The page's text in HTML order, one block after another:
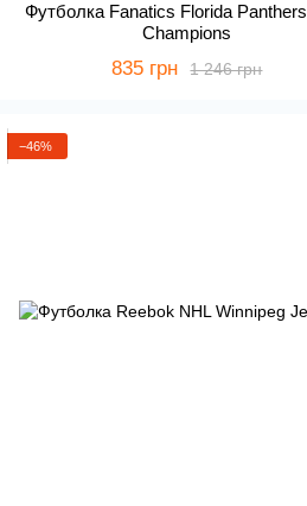
Футболка Fanatics Florida
Champions
1 246 грн
835 грн
−46%